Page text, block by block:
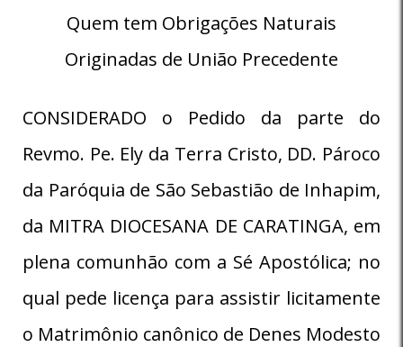
Quem tem Obrigações Naturais
Originadas de União Precedente
CONSIDERADO o Pedido da parte do
Revmo. Pe. Ely da Terra Cristo, DD. Pároco
da Paróquia de São Sebastião de Inhapim,
da MITRA DIOCESANA DE CARATINGA, em
plena comunhão com a Sé Apostólica; no
qual pede licença para assistir licitamente
o Matrimônio canônico de Denes Modesto